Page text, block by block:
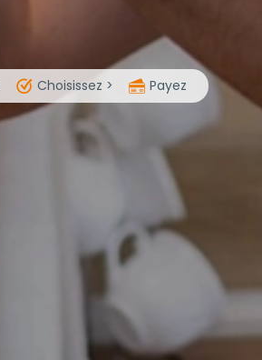
Choisissez > Payez